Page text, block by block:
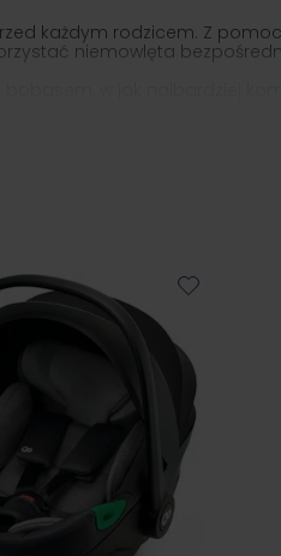
każdym rodzicem. Z
niemowlęta
możliwość